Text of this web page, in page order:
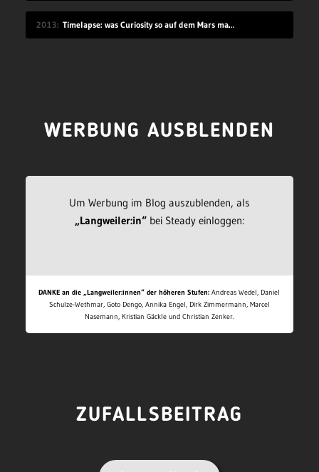
2013 Timelapse: was Curiosity so auf dem Mars macht
WERBUNG AUSBLENDEN
Um Werbung im Blog auszublenden, als
„Langweiler:in“bei Steady einloggen:
DANKE an die „Langweiler:innen“ der höheren Stufen: Andreas Wedel, Daniel
Schulze-Wethmar, Goto Dengo, Annika Engel, Dirk Zimmermann, Marcel
Nasemann, Kristian Gäckle und Christian Zenker.
ZUFALLSBEITRAG